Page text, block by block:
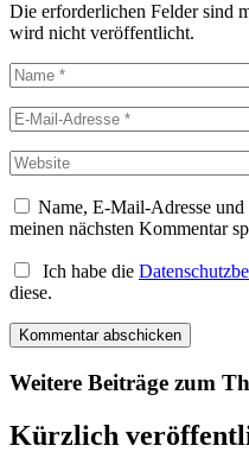
Die erforderlichen Felder sind
wird nicht veröffentlicht.
Name, E-Mail-Adresse
meinen nächsten Kommentar
Ich habe die
diese.
Weitere Beiträge zum
Kürzlich